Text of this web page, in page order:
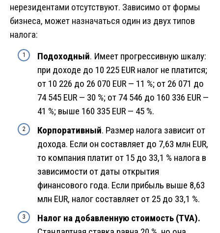
нерезидентами отсутствуют. Зависимо от формы
бизнеса, может назначаться один из двух типов
налога:
Подоходный. Имеет прогрессивную шкалу:
при доходе до 10 225 EUR налог не платится;
от 10 226 до 26 070 EUR — 11 %; от 26 071 до
74 545 EUR — 30 %; от 74 546 до 160 336 EUR —
41 %; выше 160 335 EUR — 45 %.
Корпоративный. Размер налога зависит от
дохода. Если он составляет до 7,63 млн EUR,
то компания платит от 15 до 33,1 % налога в
зависимости от даты открытия
финансового года. Если прибыль выше 8,63
млн EUR, налог составляет от 25 до 33,1 %.
Налог на добавленную стоимость (TVA).